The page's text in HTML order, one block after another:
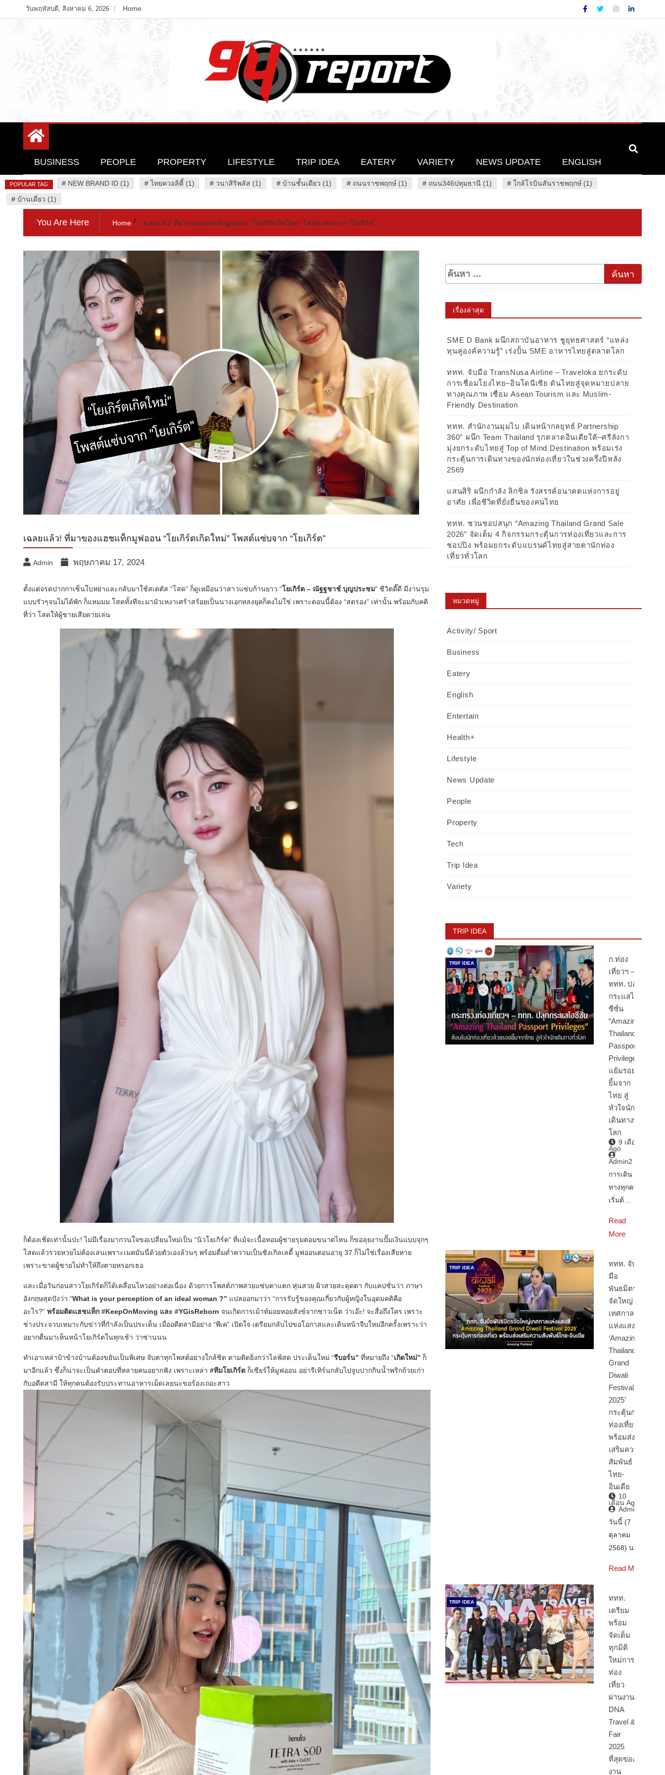
to
วันพฤหัสบดี, สิงหาคม 6, 2026 Home
94 Report.com
BUSINESS PEOPLE PROPERTY LIFESTYLE TRIP IDEA EATERY VARIETY NEWS UPDATE ENGLISH
POPULAR TAG # NEW BRAND ID (1) #ไทยควอลิตี้ (1) # วนาสิริพลัส (1) # บ้านชั้นเดียว (1) # ถนนราชพฤกษ์ (1) # ถนน346ปทุมธานี (1) # ใกล้โรบินสันราชพฤกษ์ (1)
# บ้านเดี่ยว (1)
You Are Here Home เฉลยแล้ว! ที่มาของแฮชแท็กมูฟออน “โยเกิร์ตเกิดใหม่” โพสต์แซ่บจาก “โยเกิร์ต”
เฉลยแล้ว! ที่มาของแฮชแท็กมูฟออน “โยเกิร์ตเกิดใหม่” โพสต์แซ่บจาก “โยเกิร์ต”
Admin พฤษภาคม 17, 2024
ตั้งแต่จรดปากกาเซ็นใบหย่าและกลับมาใช้สเตตัส “โสด” ก็ดูเหมือนว่าสาวแซ่บก้านยาว “โยเกิร์ต – ณัฐฐชาช์ บุญประชม” ชีวิตดี๊ดี มีงานรุม
แบบรัวๆจนไม่ได้พัก ก็แหมมม โสดทั้งทีจะมามัวเหงาเศร้าสร้อยเป็นนางเอกหลงยุคก็คงไม่ใช่ เพราะตอนนี้ต้อง “สตรอง” เท่านั้น พร้อมกับคติ
ที่ว่า โสดให้ผู้ชายเสียดายเล่น
ก็ต้องเชิ่ดเท่านั้นป่ะ! ไม่มีเรื่องมากวนใจขอเปลี่ยนใหม่เป็น “นิวโยเกิร์ต” ที่แม้จะเนื้อหอมผู้ชายรุมตอมขนาดไหน ก็ขอลุยงานปั๊มเงินแบบจุกๆ
โสดแล้วรวยหวยไม่ต้องเล่นเพราะเมคมันนี่ด้วยตัวเองล้วนๆ พร้อมดื่มด่ำความเป็นซิงเกิลเลดี้ มูฟออนตอนอายุ 37 ก็ไม่ใช่เรื่องเสียหาย
เพราะขาดผู้ชายไม่ทำให้ถึงตายหรอกเธอ
และเมื่อวันก่อนสาวโยเกิร์ตก็ได้เคลื่อนไหวอย่างต่อเนื่อง ด้วยการโพสต์ภาพสวยแซ่บตาแตก หุ่นสวย ผิวสวยสะดุดตา กับแคปชั่นว่า ภาษา
อังกฤษสุดปังว่า “What is your perception of an ideal woman ?” แปลออกมาว่า “การรับรู้ของคุณเกี่ยวกับผู้หญิงในอุดมคติคือ
อะไร?” พร้อมติดแฮชแท็ก #KeepOnMoving และ #YGisReborn จนเกิดการเม้าท์มอยหอยสังข์จากชาวเน็ต ว่าเอ๊ะ! จะสื่อถึงใคร เพราะ
ช่างประจวบเหมาะกับข่าวที่กำลังเป็นประเด็น เมื่ออดีตสามีอย่าง “พีเค” เปิดใจ เตรียมกลับไปขอโอกาสและเดินหน้าจีบใหม่อีกครั้งเพราะว่า
อยากตื่นมาเห็นหน้าโยเกิร์ตในทุกเช้า ว่าซ่านนน
ทำเอาเหล่าป้าข้างบ้านต้องขยันเป็นพิเศษ จับตาทุกโพสต์อย่างใกล้ชิด ตามติดยิ่งกว่าไลฟ์สด ประเด็นใหม่ “รีบอร์น” ที่หมายถึง “เกิดใหม่” ก็
มาอีกแล้ว ซึ่งก็น่าจะเป็นคำตอบที่หลายคนอยากฟัง เพราะเหล่า #ทีมโยเกิร์ต ก็เชียร์ให้มูฟออน อย่ารีเทิร์นกลับไปจูบปากกินน้ำพริกถ้วยเก่า
กับอดีตสามี ให้ทุกคนต้องรับประทานอาหารเม็ดเลยนะขอร้องเถอะสาว
เรื่องล่าสุด
SME D Bank ผนึกสถาบันอาหาร ชูยุทธศาสตร์ “แหล่ง
ทุนคู่องค์ความรู้” เร่งปั้น SME อาหารไทยสู่ตลาดโลก
ททท. จับมือ TransNusa Airline – Traveloka ยกระดับ
การเชื่อมโยงไทย–อินโดนีเซีย ดันไทยสู่จุดหมายปลาย
ทางคุณภาพ เชื่อม Asean Tourism และ Muslim-
Friendly Destination
ททท. สำนักงานมุมไบ เดินหน้ากลยุทธ์ Partnership
360° ผนึก Team Thailand รุกตลาดอินเดียใต้–ศรีลังกา
มุ่งยกระดับไทยสู่ Top of Mind Destination พร้อมเร่ง
กระตุ้นการเดินทางของนักท่องเที่ยวในช่วงครึ่งปีหลัง
2569
แสนสิริ ผนึกกำลัง ลิกซิล รังสรรค์อนาคตแห่งการอยู่
อาศัย เพื่อชีวิตที่ยั่งยืนของคนไทย
ททท. ชวนชอปสนุก “Amazing Thailand Grand Sale
2026” จัดเต็ม 4 กิจกรรมกระตุ้นการท่องเที่ยวและการ
ชอปปิง พร้อมยกระดับแบรนด์ไทยสู่สายตานักท่อง
เที่ยวทั่วโลก
หมวดหมู่
Activity/ Sport
Business
Eatery
English
Entertain
Health+
Lifestyle
News Update
People
Property
Tech
Trip Idea
Variety
TRIP IDEA
TRIP IDEA
ก.ท่อง
เที่ยวฯ –
ททท. ปลุก
กระแสไฮ
ซีซั่น
“Amazing
Thailand
Passport
Privileges”
แย้มรอย
ยิ้มจาก
ไทย สู่
หัวใจนัก
เดินทางทั่ว
โลก
9 เดือน
Ago
Admin2
การเดิน
ทางทุกครั้ง
เริ่มต้…
Read
More
TRIP IDEA
ททท. จับ
มือ
พันธมิตร
จัดใหญ่
เทศกาล
แห่งแสงสี
‘Amazing
Thailand
Grand
Diwali
Festival
2025’
กระตุ้นการ
ท่องเที่ยว
พร้อมส่ง
เสริมความ
สัมพันธ์
ไทย-
อินเดีย
10
เดือน Ago
Admin2
วันนี้ (7
ตุลาคม
2568) นา…
Read More
TRIP IDEA
ททท.
เตรียม
พร้อม
จัดเต็ม
ทุกมิติ
ใหม่การ
ท่อง
เที่ยว
ผ่านงาน
DNA
Travel &
Fair
2025
ที่สุดของ
งาน